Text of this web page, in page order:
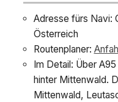
Adresse fürs Navi:
Österreich
Routenplaner:
Im Detail: Über
hinter Mittenwald.
Mittenwald,